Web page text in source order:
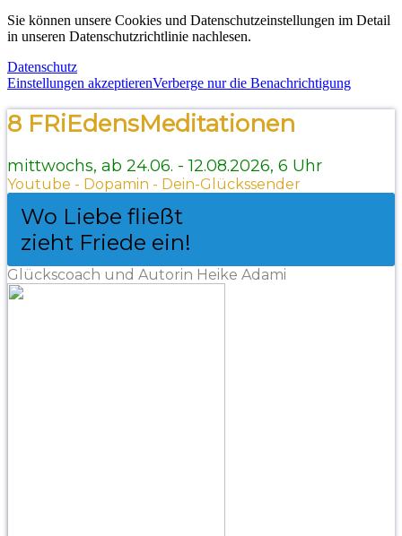
Sie können unsere Cookies und Datenschutzeinstellungen im Detail
in unseren Datenschutzrichtlinie nachlesen.
Datenschutz
Einstellungen akzeptierenVerberge nur die Benachrichtigung
8 FRiEdensMeditationen
mittwochs, ab 24.06. - 12.08.2026, 6 Uhr
Youtube - Dopamin - Dein-Glückssender
Wo Liebe fließt
zieht Friede ein!
Glückscoach und Autorin Heike Adami